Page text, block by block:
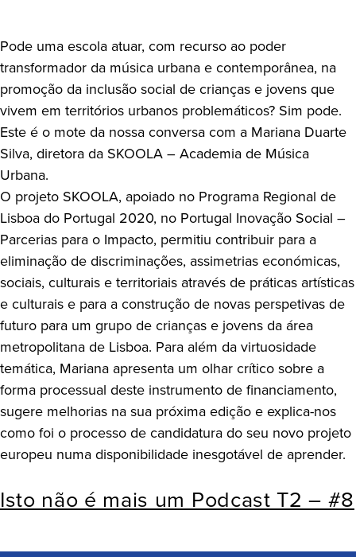
Pode uma escola atuar, com recurso ao poder
transformador da música urbana e contemporânea, na
promoção da inclusão social de crianças e jovens que
vivem em territórios urbanos problemáticos? Sim pode.
Este é o mote da nossa conversa com a Mariana Duarte
Silva, diretora da SKOOLA – Academia de Música
Urbana.
O projeto SKOOLA, apoiado no Programa Regional de
Lisboa do Portugal 2020, no Portugal Inovação Social –
Parcerias para o Impacto, permitiu contribuir para a
eliminação de discriminações, assimetrias económicas,
sociais, culturais e territoriais através de práticas artísticas
e culturais e para a construção de novas perspetivas de
futuro para um grupo de crianças e jovens da área
metropolitana de Lisboa. Para além da virtuosidade
temática, Mariana apresenta um olhar crítico sobre a
forma processual deste instrumento de financiamento,
sugere melhorias na sua próxima edição e explica-nos
como foi o processo de candidatura do seu novo projeto
europeu numa disponibilidade inesgotável de aprender.
Isto não é mais um Podcast T2 – #8